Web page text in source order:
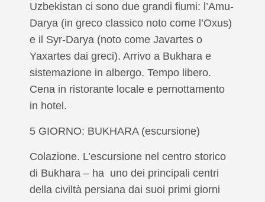
Uzbekistan ci sono due grandi fiumi: l’Amu-
Darya (in greco classico noto come l’Oxus)
e il Syr-Darya (noto come Javartes o
Yaxartes dai greci). Arrivo a Bukhara e
sistemazione in albergo. Tempo libero.
Cena in ristorante locale e pernottamento
in hotel.
5 GIORNO: BUKHARA (escursione)
Colazione. L’escursione nel centro storico
di Bukhara – ha uno dei principali centri
della civiltà persiana dai suoi primi giorni